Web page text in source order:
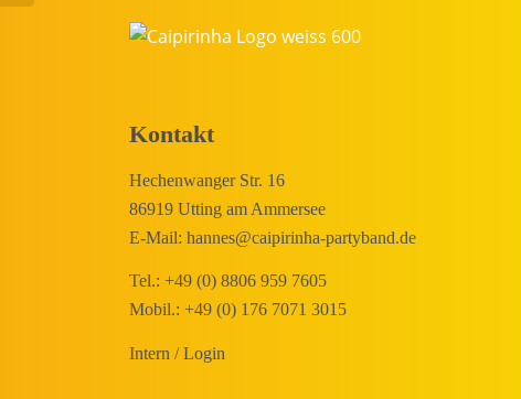
Kontakt
Hechenwanger Str. 16
86919 Utting am Ammersee
E-Mail:hannes@caipirinha-partyband.de
Tel.:+49 (0) 8806 959 7605
Mobil.:+49 (0) 176 7071 3015
Intern / Login